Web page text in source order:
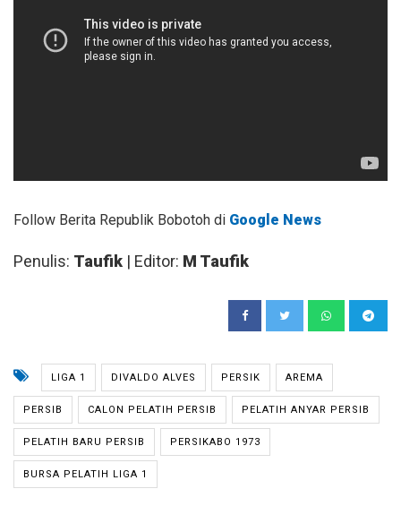
Follow Berita Republik Bobotoh di Google News
Penulis: Taufik | Editor: M Taufik
LIGA 1 DIVALDO ALVES PERSIK AREMA
PERSIB CALON PELATIH PERSIB PELATIH ANYAR PERSIB
PELATIH BARU PERSIB PERSIKABO 1973
BURSA PELATIH LIGA 1